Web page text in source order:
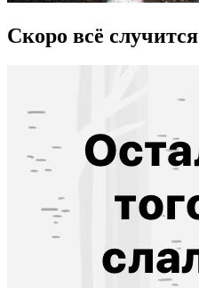
Скоро всё случится